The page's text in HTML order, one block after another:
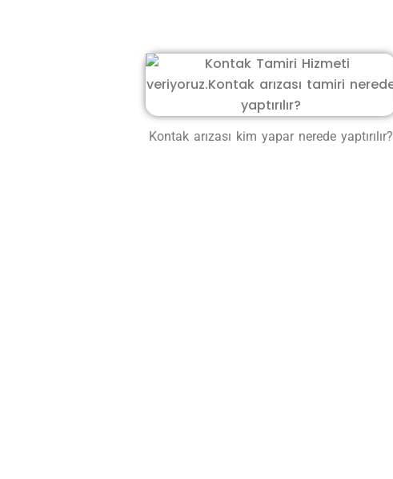
Kontak arızası kim yapar nerede yaptırılır?